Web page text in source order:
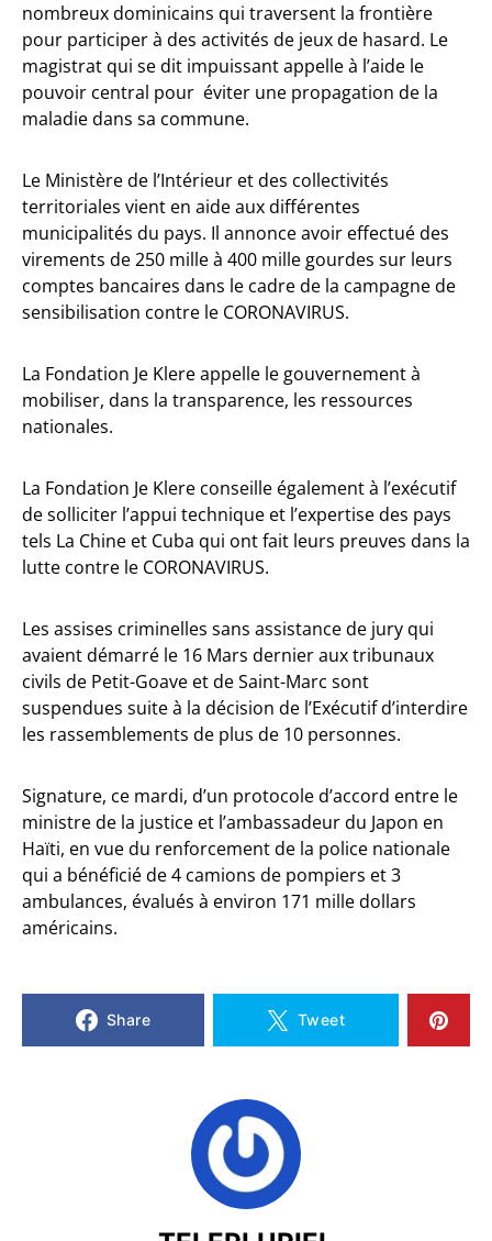
nombreux dominicains qui traversent la frontière
pour participer à des activités de jeux de hasard. Le
magistrat qui se dit impuissant appelle à l’aide le
pouvoir central pour éviter une propagation de la
maladie dans sa commune.
Le Ministère de l’Intérieur et des collectivités
territoriales vient en aide aux différentes
municipalités du pays. Il annonce avoir effectué des
virements de 250 mille à 400 mille gourdes sur leurs
comptes bancaires dans le cadre de la campagne de
sensibilisation contre le CORONAVIRUS.
La Fondation Je Klere appelle le gouvernement à
mobiliser, dans la transparence, les ressources
nationales.
La Fondation Je Klere conseille également à l’exécutif
de solliciter l’appui technique et l’expertise des pays
tels La Chine et Cuba qui ont fait leurs preuves dans la
lutte contre le CORONAVIRUS.
Les assises criminelles sans assistance de jury qui
avaient démarré le 16 Mars dernier aux tribunaux
civils de Petit-Goave et de Saint-Marc sont
suspendues suite à la décision de l’Exécutif d’interdire
les rassemblements de plus de 10 personnes.
Signature, ce mardi, d’un protocole d’accord entre le
ministre de la justice et l’ambassadeur du Japon en
Haïti, en vue du renforcement de la police nationale
qui a bénéficié de 4 camions de pompiers et 3
ambulances, évalués à environ 171 mille dollars
américains.
Share Tweet